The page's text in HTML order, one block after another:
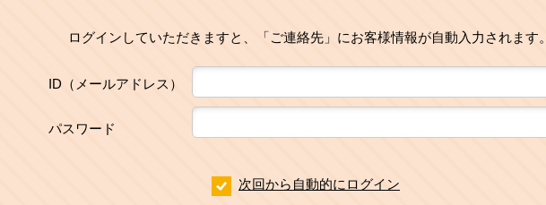
ログインしていただきますと、「ご連絡先」にお客様情報が自動入力されます。
ID（メールアドレス）
パスワード
次回から自動的にログイン